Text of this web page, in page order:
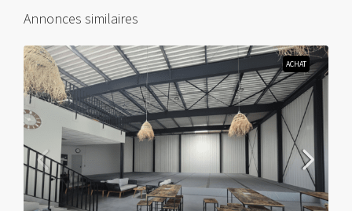
Annonces similaires
ACHAT